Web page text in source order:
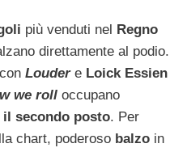
più venduti nel
Regno
direttamente al podio.
con Louder e Loick Essien
we roll occupano
secondo posto. Per
chart, poderoso balzo in